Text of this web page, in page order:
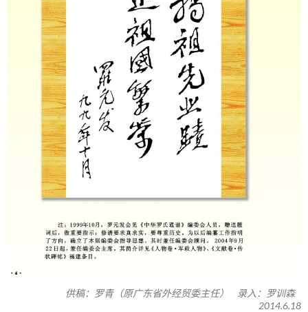
供稿：罗青（原广东省外经贸委主任） 录入：罗训森
2014.6.18